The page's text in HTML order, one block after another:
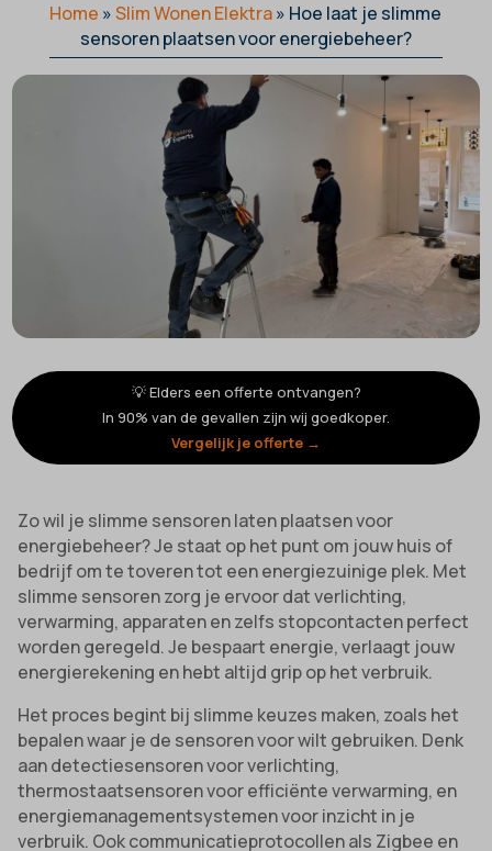
Home »Slim Wonen Elektra» Hoe laat je slimme
sensoren plaatsen voor energiebeheer?
💡 Elders een offerte ontvangen?
In 90% van de gevallen zijn wij goedkoper.
Vergelijk je offerte →
Zo wil je slimme sensoren laten plaatsen voor
energiebeheer? Je staat op het punt om jouw huis of
bedrijf om te toveren tot een energiezuinige plek. Met
slimme sensoren zorg je ervoor dat verlichting,
verwarming, apparaten en zelfs stopcontacten perfect
worden geregeld. Je bespaart energie, verlaagt jouw
energierekening en hebt altijd grip op het verbruik.
Het proces begint bij slimme keuzes maken, zoals het
bepalen waar je de sensoren voor wilt gebruiken. Denk
aan detectiesensoren voor verlichting,
thermostaatsensoren voor efficiënte verwarming, en
energiemanagementsystemen voor inzicht in je
verbruik. Ook communicatieprotocollen als Zigbee en